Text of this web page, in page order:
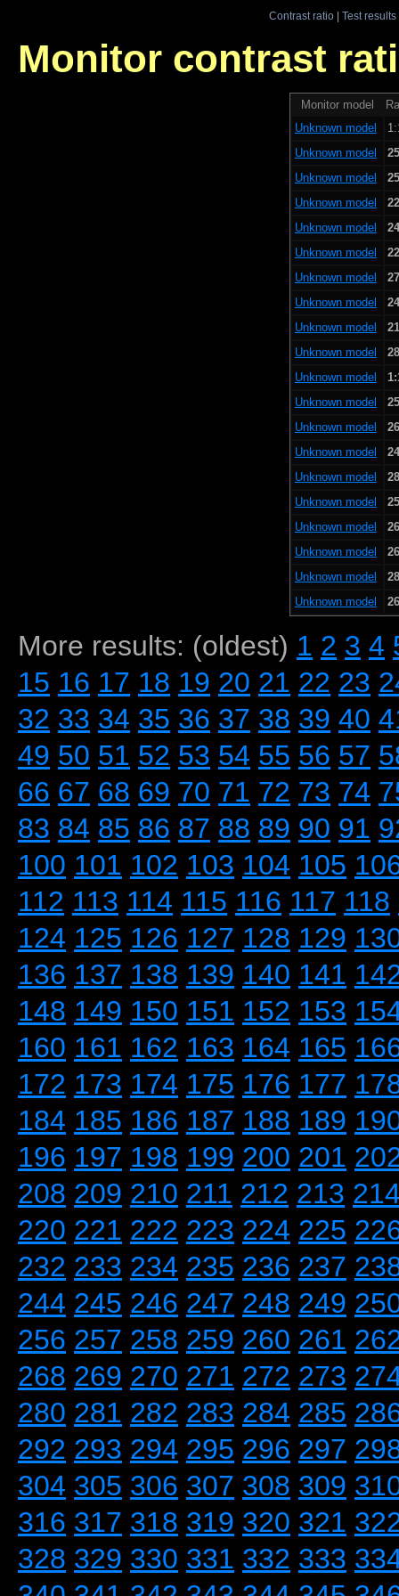
Contrast ratio| Test results
Monitor contrast
Monitor model
Unknown model
Unknown model
Unknown model
Unknown model
Unknown model
Unknown model
Unknown model
Unknown model
Unknown model
Unknown model
Unknown model
Unknown model
Unknown model
Unknown model
Unknown model
Unknown model
Unknown model
Unknown model
Unknown model
Unknown model
More results: (oldest) 1 2 3 4
15 16 17 18 19 20 21 22 23
32 33 34 35 36 37 38 39 40
49 50 51 52 53 54 55 56 57
66 67 68 69 70 71 72 73 74
83 84 85 86 87 88 89 90 91
100 101 102 103 104 105
112 113 114 115 116 117 118
124 125 126 127 128 129
136 137 138 139 140 141
148 149 150 151 152 153
160 161 162 163 164 165
172 173 174 175 176 177
184 185 186 187 188 189
196 197 198 199 200 201
208 209 210 211 212 213
220 221 222 223 224 225
232 233 234 235 236 237
244 245 246 247 248 249
256 257 258 259 260 261
268 269 270 271 272 273
280 281 282 283 284 285
292 293 294 295 296 297
304 305 306 307 308 309
316 317 318 319 320 321
328 329 330 331 332 333